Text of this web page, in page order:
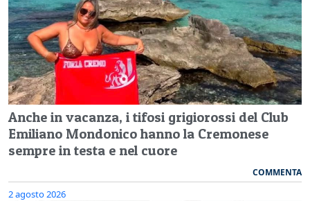
Anche in vacanza, i tifosi grigiorossi del Club
Emiliano Mondonico hanno la Cremonese
sempre in testa e nel cuore
COMMENTA
2 agosto 2026